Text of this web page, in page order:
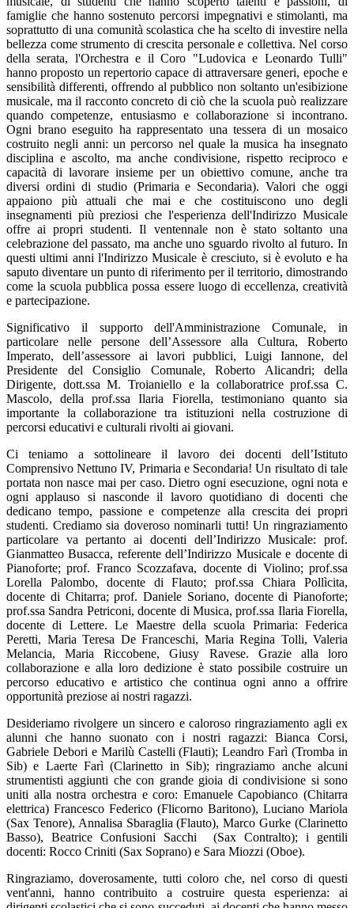
famiglie che hanno sostenuto percorsi impegnativi e stimolanti, ma
soprattutto di una comunità scolastica che ha scelto di investire nella
bellezza come strumento di crescita personale e collettiva. Nel corso
della serata, l'Orchestra e il Coro "Ludovica e Leonardo Tulli"
hanno proposto un repertorio capace di attraversare generi, epoche e
sensibilità differenti, offrendo al pubblico non soltanto un'esibizione
musicale, ma il racconto concreto di ciò che la scuola può realizzare
quando competenze, entusiasmo e collaborazione si incontrano.
Ogni brano eseguito ha rappresentato una tessera di un mosaico
costruito negli anni: un percorso nel quale la musica ha insegnato
disciplina e ascolto, ma anche condivisione, rispetto reciproco e
capacità di lavorare insieme per un obiettivo comune, anche tra
diversi ordini di studio (Primaria e Secondaria). Valori che oggi
appaiono più attuali che mai e che costituiscono uno degli
insegnamenti più preziosi che l'esperienza dell'Indirizzo Musicale
offre ai propri studenti. Il ventennale non è stato soltanto una
celebrazione del passato, ma anche uno sguardo rivolto al futuro. In
questi ultimi anni l'Indirizzo Musicale è cresciuto, si è evoluto e ha
saputo diventare un punto di riferimento per il territorio, dimostrando
come la scuola pubblica possa essere luogo di eccellenza, creatività
e partecipazione.
Significativo il supporto dell'Amministrazione Comunale, in
particolare nelle persone dell’Assessore alla Cultura, Roberto
Imperato, dell’assessore ai lavori pubblici, Luigi Iannone, del
Presidente del Consiglio Comunale, Roberto Alicandri; della
Dirigente, dott.ssa M. Troianiello e la collaboratrice prof.ssa C.
Mascolo, della prof.ssa Ilaria Fiorella, testimoniano quanto sia
importante la collaborazione tra istituzioni nella costruzione di
percorsi educativi e culturali rivolti ai giovani.
Ci teniamo a sottolineare il lavoro dei docenti dell’Istituto
Comprensivo Nettuno IV, Primaria e Secondaria! Un risultato di tale
portata non nasce mai per caso. Dietro ogni esecuzione, ogni nota e
ogni applauso si nasconde il lavoro quotidiano di docenti che
dedicano tempo, passione e competenze alla crescita dei propri
studenti. Crediamo sia doveroso nominarli tutti! Un ringraziamento
particolare va pertanto ai docenti dell’Indirizzo Musicale: prof.
Gianmatteo Busacca, referente dell’Indirizzo Musicale e docente di
Pianoforte; prof. Franco Scozzafava, docente di Violino; prof.ssa
Lorella Palombo, docente di Flauto; prof.ssa Chiara Pollìcita,
docente di Chitarra; prof. Daniele Soriano, docente di Pianoforte;
prof.ssa Sandra Petriconi, docente di Musica, prof.ssa Ilaria Fiorella,
docente di Lettere. Le Maestre della scuola Primaria: Federica
Peretti, Maria Teresa De Franceschi, Maria Regina Tolli, Valeria
Melancia, Maria Riccobene, Giusy Ravese. Grazie alla loro
collaborazione e alla loro dedizione è stato possibile costruire un
percorso educativo e artistico che continua ogni anno a offrire
opportunità preziose ai nostri ragazzi.
Desideriamo rivolgere un sincero e caloroso ringraziamento agli ex
alunni che hanno suonato con i nostri ragazzi: Bianca Corsi,
Gabriele Debori e Marilù Castelli (Flauti); Leandro Farì (Tromba in
Sib) e Laerte Farì (Clarinetto in Sib); ringraziamo anche alcuni
strumentisti aggiunti che con grande gioia di condivisione si sono
uniti alla nostra orchestra e coro: Emanuele Capobianco (Chitarra
elettrica) Francesco Federico (Flicorno Baritono), Luciano Mariola
(Sax Tenore), Annalisa Sbaraglia (Flauto), Marco Gurke (Clarinetto
Basso), Beatrice Confusioni Sacchi (Sax Contralto); i gentili
docenti: Rocco Criniti (Sax Soprano) e Sara Miozzi (Oboe).
Ringraziamo, doverosamente, tutti coloro che, nel corso di questi
vent'anni, hanno contribuito a costruire questa esperienza: ai